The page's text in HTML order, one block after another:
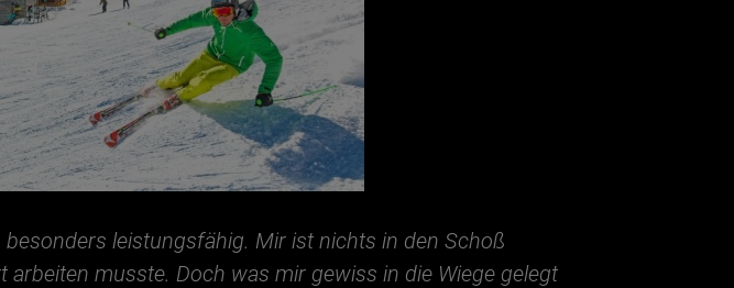
leistungsfähig. Mir ist nichts in den Schoß
musste. Doch was mir gewiss in die Wiege gelegt